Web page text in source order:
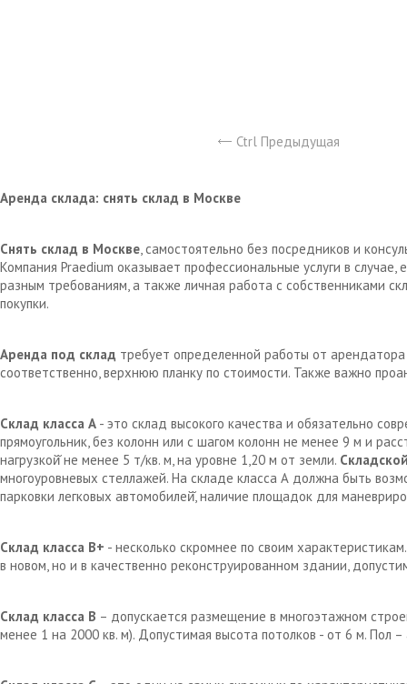
Ctrl Предыдущая
Аренда склада: снять склад в Москве
Снять склад в Москве, самостоятельно без посредников и
Компания Praedium оказывает профессиональные услуги в
разным требованиям, а также личная работа с собственниками
покупки.
Аренда под склад требует определенной работы от
соответственно, верхнюю планку по стоимости. Также важно
Склад класса А - это склад высокого качества и обязательно
прямоугольник, без колонн или с шагом колонн не менее 9 м и
нагрузкой̆ не менее 5 т/кв. м, на уровне 1,20 м от земли.
многоуровневых стеллажей. На складе класса А должна быть
парковки легковых автомобилей̆, наличие площадок для
Склад класса В+ - несколько скромнее по своим
в новом, но и в качественно реконструированном здании,
Склад класса В – допускается размещение в многоэтажном
менее 1 на 2000 кв. м). Допустимая высота потолков - от 6 м. Пол